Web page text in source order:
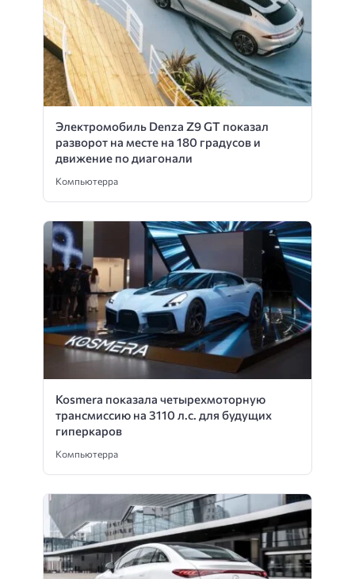
Электромобиль Denza Z9 GT показал
разворот на месте на 180 градусов и
движение по диагонали
Компьютерра
Kosmera показала четырехмоторную
трансмиссию на 3110 л.с. для будущих
гиперкаров
Компьютерра